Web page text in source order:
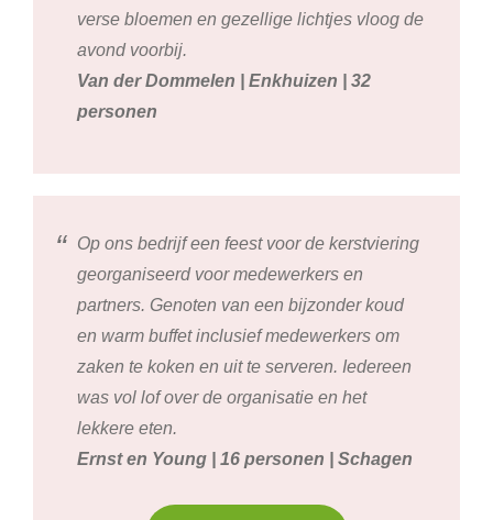
verse bloemen en gezellige lichtjes vloog de
avond voorbij.
Van der Dommelen | Enkhuizen | 32
personen
Op ons bedrijf een feest voor de kerstviering
georganiseerd voor medewerkers en
partners. Genoten van een bijzonder koud
en warm buffet inclusief medewerkers om
zaken te koken en uit te serveren. Iedereen
was vol lof over de organisatie en het
lekkere eten.
Ernst en Young | 16 personen | Schagen